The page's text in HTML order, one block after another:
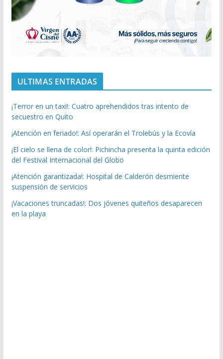
ULTIMAS ENTRADAS
¡Terror en un taxi!: Cuatro aprehendidos tras intento de
secuestro en Quito
¡Atención en feriado!: Así operarán el Trolebús y la Ecovía
¡El cielo se llena de color!: Pichincha presenta la quinta edición
del Festival Internacional del Globo
¡Atención garantizada!: Hospital de Calderón desmiente
suspensión de servicios
¡Vacaciones truncadas!: Dos jóvenes quiteños desaparecen
en la playa